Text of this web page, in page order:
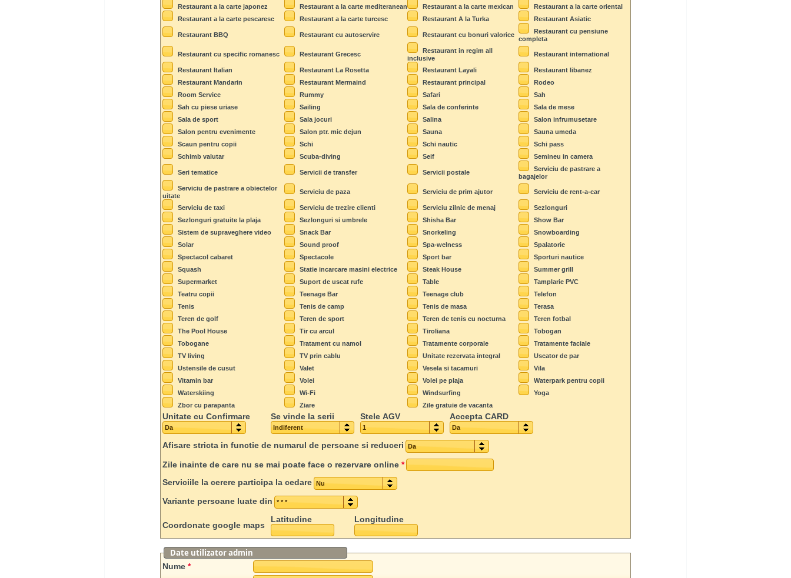
Restaurant a la carte japonez
Restaurant a la carte mediteranean Restaurant a la carte mexican
Restaurant a la carte oriental
Restaurant a la carte pescaresc
Restaurant a la carte turcesc Restaurant A la Turka Restaurant Asiatic
Restaurant BBQ Restaurant cu autoservire Restaurant cu bonuri valorice
Restaurant cu pensiune
completa
Restaurant cu specific romanesc Restaurant Grecesc
Restaurant in regim all
inclusive
Restaurant international
Restaurant Italian Restaurant La Rosetta Restaurant Layali
Restaurant libanez
Restaurant Mandarin
Restaurant Mermaind Restaurant principal
Rodeo
Room Service
Rummy Safari
Sah
Sah cu piese uriase
Sailing Sala de conferinte
Sala de mese
Sala de sport
Sala jocuri Salina
Salon infrumusetare
Salon pentru evenimente
Salon ptr. mic dejun Sauna
Sauna umeda
Scaun pentru copii
Schi Schi nautic
Schi pass
Schimb valutar
Scuba-diving Seif Semineu in camera
Seri tematice Servicii de transfer Servicii postale
Serviciu de pastrare a
bagajelor
Serviciu de pastrare a obiectelor
uitate
Serviciu de paza Serviciu de prim ajutor Serviciu de rent-a-car
Serviciu de taxi Serviciu de trezire clienti Serviciu zilnic de menaj
Sezlonguri
Sezlonguri gratuite la plaja
Sezlonguri si umbrele Shisha Bar
Show Bar
Sistem de supraveghere video
Snack Bar Snorkeling
Snowboarding
Solar
Sound proof Spa-welness
Spalatorie
Spectacol cabaret
Spectacole Sport bar
Sporturi nautice
Squash
Statie incarcare masini electrice Steak House
Summer grill
Supermarket
Suport de uscat rufe Table
Tamplarie PVC
Teatru copii
Teenage Bar Teenage club
Telefon
Tenis
Tenis de camp Tenis de masa
Terasa
Teren de golf
Teren de sport Teren de tenis cu nocturna
Teren fotbal
The Pool House
Tir cu arcul Tiroliana
Tobogan
Tobogane
Tratament cu namol Tratamente corporale
Tratamente faciale
TV living
TV prin cablu Unitate rezervata integral
Uscator de par
Ustensile de cusut
Valet Vesela si tacamuri
Vila
Vitamin bar
Volei Volei pe plaja
Waterpark pentru copii
Waterskiing
Wi-Fi Windsurfing
Yoga
Zbor cu parapanta
Ziare Zile gratuie de vacanta
Unitate cu Confirmare
Da
Se vinde la serii
Indiferent
Stele AGV
1
Accepta CARD
Da
Afisare stricta in functie de numarul de persoane si reduceri Da
Zile inainte de care nu se mai poate face o rezervare online *
Serviciile la cerere participa la cedare
Nu
Variante persoane luate din * * *
Coordonate google maps
Latitudine Longitudine
Date utilizator admin
Nume *